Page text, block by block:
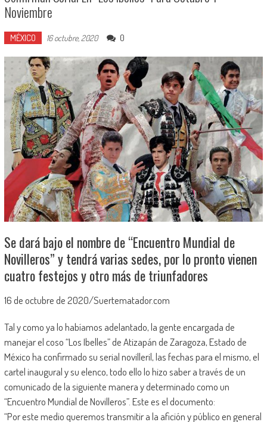
Noviembre
MÉXICO 16 octubre, 2020 0
Se dará bajo el nombre de “Encuentro Mundial de
Novilleros” y tendrá varias sedes, por lo pronto vienen
cuatro festejos y otro más de triunfadores
16 de octubre de 2020/Suertematador.com
Tal y como ya lo habíamos adelantado, la gente encargada de
manejar el coso “Los Ibelles” de Atizapán de Zaragoza, Estado de
México ha confirmado su serial novilleril, las fechas para el mismo, el
cartel inaugural y su elenco, todo ello lo hizo saber a través de un
comunicado de la siguiente manera y determinado como un
“Encuentro Mundial de Novilleros”. Este es el documento:
“Por este medio queremos transmitir a la afición y público en general